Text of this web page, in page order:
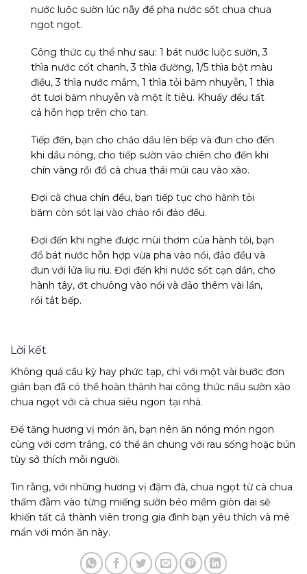
nước luộc sườn lúc nãy để pha nước sốt chua chua
ngọt ngọt.
Công thức cụ thể như sau: 1 bát nước luộc sườn, 3
thìa nước cốt chanh, 3 thìa đường, 1/5 thìa bột màu
điều, 3 thìa nước mắm, 1 thìa tỏi băm nhuyễn, 1 thìa
ớt tươi băm nhuyễn và một ít tiêu. Khuấy đều tất
cả hỗn hợp trên cho tan.
Tiếp đến, bạn cho chảo dầu lên bếp và đun cho đến
khi dầu nóng, cho tiếp sườn vào chiên cho đến khi
chín vàng rồi đổ cà chua thái múi cau vào xào.
Đợi cà chua chín đều, bạn tiếp tục cho hành tỏi
băm còn sót lại vào chảo rồi đảo đều.
Đợi đến khi nghe được mùi thơm của hành tỏi, bạn
đổ bát nước hỗn hợp vừa pha vào nồi, đảo đều và
đun với lửa liu riu. Đợi đến khi nước sốt cạn dần, cho
hành tây, ớt chuông vào nồi và đảo thêm vài lần,
rồi tắt bếp.
Lời kết
Không quá cầu kỳ hay phức tạp, chỉ với một vài bước đơn
giản bạn đã có thể hoàn thành hai công thức nấu sườn xào
chua ngọt với cà chua siêu ngon tại nhà.
Để tăng hương vị món ăn, bạn nên ăn nóng món ngon
cùng với cơm trắng, có thể ăn chung với rau sống hoặc bún
tùy sở thích mỗi người.
Tin rằng, với những hương vị đậm đà, chua ngọt từ cà chua
thấm đẫm vào từng miếng sườn béo mềm giòn dai sẽ
khiến tất cả thành viên trong gia đình bạn yêu thích và mê
mẩn với món ăn này.